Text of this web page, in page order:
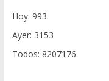
Hoy: 993
Ayer: 3153
Todos: 8207176